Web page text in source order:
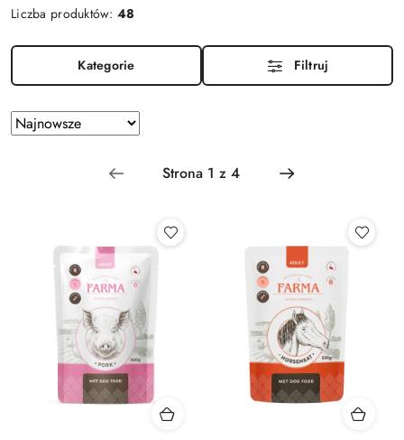
Liczba produktów:48
Kategorie Filtruj
Zastosowano
sortowanie:
Sortuj
według